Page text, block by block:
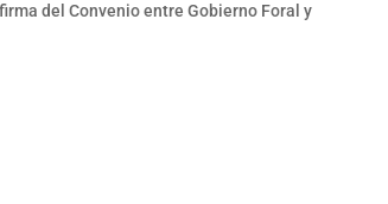
del Convenio entre Gobierno Foral y